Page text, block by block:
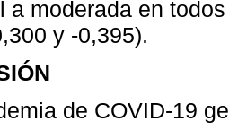
a moderada en
y -0,395).
de COVID-19